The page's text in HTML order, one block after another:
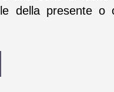
della presente o